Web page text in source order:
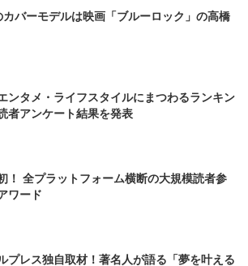
バーモデルは映画「ブルーロック」の高橋
ンタメ・ライフスタイルにまつわるランキン
者アンケート結果を発表
！ 全プラットフォーム横断の大規模読者参
ワード
プレス独自取材！著名人が語る「夢を叶える